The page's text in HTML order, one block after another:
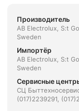
Производитель
AB Electrolux, S:t
Sweden
Импортёр
AB Electrolux, S:t
Sweden
Сервисные
СЦ
(017)2239291,